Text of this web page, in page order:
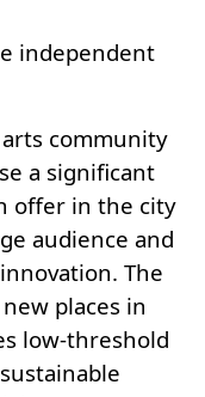
independent
community
a significant
offer in the city
audience and
The
places in
low-threshold